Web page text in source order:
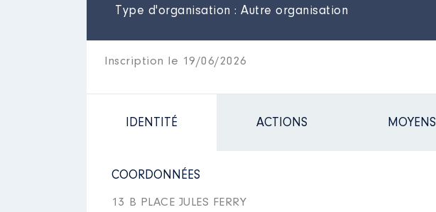
Type d'organisation : Autre organisation
Inscription le 19/06/2026
IDENTITÉ ACTIONS MOYENS
COORDONNÉES
13 B PLACE JULES FERRY